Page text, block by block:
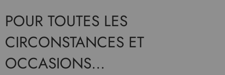
POUR TOUTES LES
CIRCONSTANCES ET
OCCASIONS…